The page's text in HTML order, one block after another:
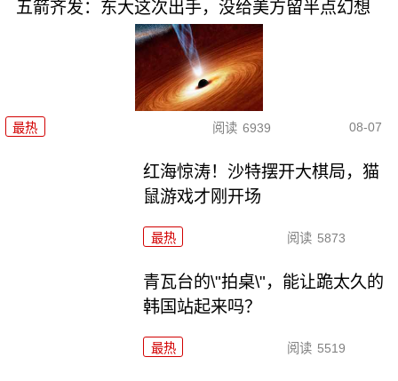
五箭齐发：东大这次出手，没给美方留半点幻想
最热 阅读 6939 08-07
红海惊涛！沙特摆开大棋局，猫
鼠游戏才刚开场
最热 阅读 5873
青瓦台的\"拍桌\"，能让跪太久的
韩国站起来吗？
最热 阅读 5519